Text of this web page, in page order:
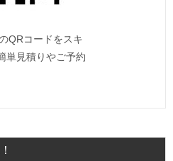
QRコードをスキ
単見積りやご予約